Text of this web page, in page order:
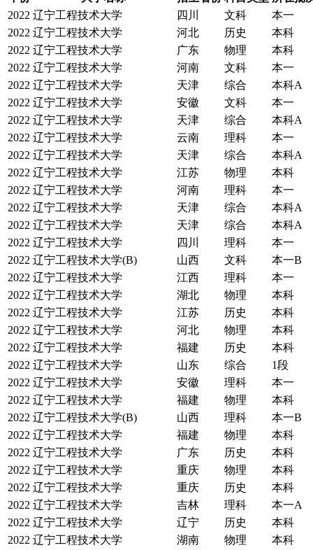
2022 辽宁工程技术大学 四川 文科
本一
2022 辽宁工程技术大学 河北 历史
本科
2022 辽宁工程技术大学 广东 物理
本科
2022 辽宁工程技术大学 河南 文科
本一
2022 辽宁工程技术大学 天津 综合
本科A
2022 辽宁工程技术大学 安徽 文科
本一
2022 辽宁工程技术大学 天津 综合
本科A
2022 辽宁工程技术大学 云南 理科
本一
2022 辽宁工程技术大学 天津 综合
本科A
2022 辽宁工程技术大学 江苏 物理
本科
2022 辽宁工程技术大学 河南 理科
本一
2022 辽宁工程技术大学 天津 综合
本科A
2022 辽宁工程技术大学 天津 综合
本科A
2022 辽宁工程技术大学 四川 理科
本一
2022 辽宁工程技术大学(B) 山西 文科
本一B
2022 辽宁工程技术大学 江西 理科
本一
2022 辽宁工程技术大学 湖北 物理
本科
2022 辽宁工程技术大学 江苏 历史
本科
2022 辽宁工程技术大学 河北 物理
本科
2022 辽宁工程技术大学 福建 历史
本科
2022 辽宁工程技术大学 山东 综合
1段
2022 辽宁工程技术大学 安徽 理科
本一
2022 辽宁工程技术大学 福建 物理
本科
2022 辽宁工程技术大学(B) 山西 理科
本一B
2022 辽宁工程技术大学 福建 物理
本科
2022 辽宁工程技术大学 广东 历史
本科
2022 辽宁工程技术大学 重庆 物理
本科
2022 辽宁工程技术大学 重庆 历史
本科
2022 辽宁工程技术大学 吉林 理科
本一A
2022 辽宁工程技术大学 辽宁 历史
本科
2022 辽宁工程技术大学 湖南 物理
本科